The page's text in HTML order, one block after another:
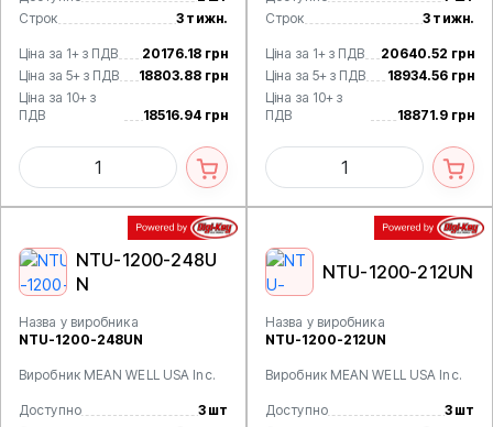
Строк
3 тижн.
Ціна за 1+ з ПДВ
20176.18 грн
Ціна за 5+ з ПДВ
18803.88 грн
Ціна за 10+ з
ПДВ
18516.94 грн
Строк
3 тижн.
Ціна за 1+ з ПДВ
20640.52 грн
Ціна за 5+ з ПДВ
18934.56 грн
Ціна за 10+ з
ПДВ
18871.9 грн
NTU-1200-248U
N
Назва у виробника
NTU-1200-248UN
Виробник MEAN WELL USA Inc.
Доступно
3 шт
NTU-1200-212UN
Назва у виробника
NTU-1200-212UN
Виробник MEAN WELL USA Inc.
Доступно
3 шт